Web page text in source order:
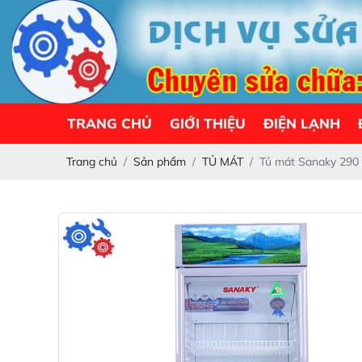
TRANG CHỦ GIỚI THIỆU ĐIỆN LẠNH
Trang chủ Sản phẩm TỦ MÁT Tủ mát Sanaky